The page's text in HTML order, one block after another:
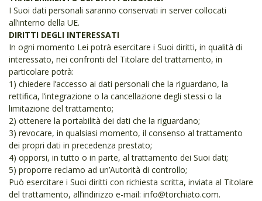
I Suoi dati personali saranno conservati in server collocati
all’interno della UE.
DIRITTI DEGLI INTERESSATI
In ogni momento Lei potrà esercitare i Suoi diritti, in qualità di
interessato, nei confronti del Titolare del trattamento, in
particolare potrà:
1) chiedere l’accesso ai dati personali che la riguardano, la
rettifica, l’integrazione o la cancellazione degli stessi o la
limitazione del trattamento;
2) ottenere la portabilità dei dati che la riguardano;
3) revocare, in qualsiasi momento, il consenso al trattamento
dei propri dati in precedenza prestato;
4) opporsi, in tutto o in parte, al trattamento dei Suoi dati;
5) proporre reclamo ad un’Autorità di controllo;
Può esercitare i Suoi diritti con richiesta scritta, inviata al Titolare
del trattamento, all’indirizzo e-mail: info@torchiato.com.